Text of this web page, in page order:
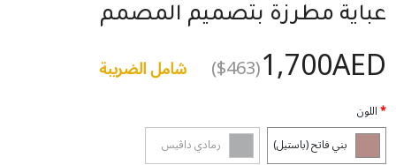
عباية مطرزة بتصميم المصمم
1,700AED
($463) شامل الضريبة
اللون
بني فاتح (باستيل)
رمادي داڤيس